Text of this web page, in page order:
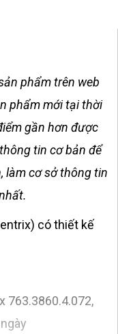
phẩm trên web
phẩm mới tại thời
gần hơn được
tin cơ bản để
làm cơ sở thông tin
có thiết kế
763.3860.4.072,